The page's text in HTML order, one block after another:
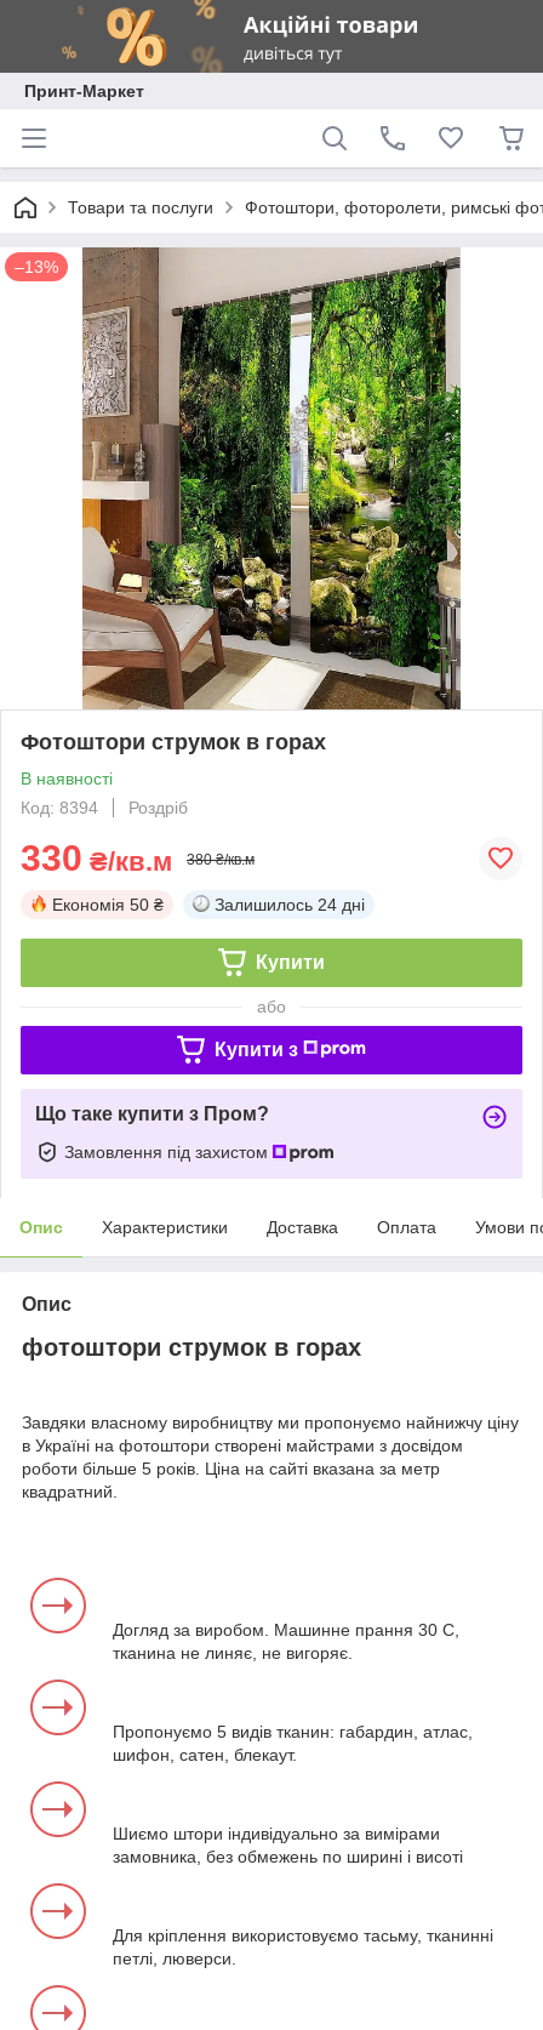
Принт-Маркет
Товари та послуги Фотоштори, фоторолети, римські
–13%
Фотоштори струмок в горах
В наявності
Код: 8394
Роздріб
330 ₴/кв.м 380 ₴/кв.м
Економія 50 ₴ Залишилось 24 дні
Купити
або
Купити з
Що таке купити з Пром?
Замовлення під захистом
Опис Характеристики Доставка Оплата Умови
Опис
фотоштори струмок в горах
Завдяки власному виробництву ми пропонуємо найнижчу ціну
в Україні на фотоштори створені майстрами з досвідом
роботи більше 5 років. Ціна на сайті вказана за метр
квадратний.
Догляд за виробом. Машинне прання 30 С,
тканина не линяє, не вигоряє.
Пропонуємо 5 видів тканин: габардин, атлас,
шифон, сатен, блекаут.
Шиємо штори індивідуально за вимірами
замовника, без обмежень по ширині і висоті
Для кріплення використовуємо тасьму, тканинні
петлі, люверси.